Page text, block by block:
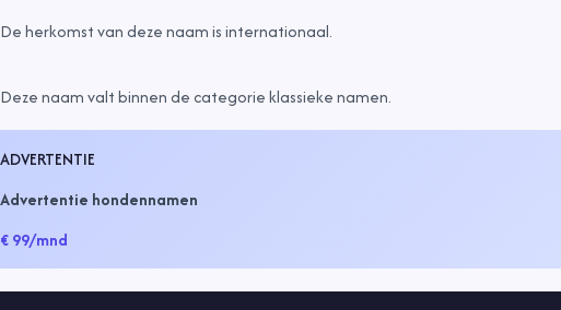
De herkomst van deze naam isinternationaal.
Deze naam valt binnen de categorieklassieke namen.
ADVERTENTIE
Advertentie hondennamen
€ 99/mnd